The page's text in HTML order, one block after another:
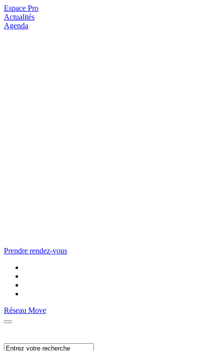
Espace Pro
Actualités
Agenda
Prendre rendez-vous
Réseau Move